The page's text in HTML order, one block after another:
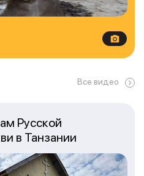
Все видео
Русской
в Танзании